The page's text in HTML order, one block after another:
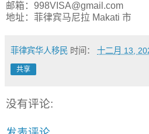
邮箱： 998VISA@gmail.com
地址：菲律宾马尼拉 Makati 市
菲律宾华人移民 时间： 十二月 13,
共享
没有评论: